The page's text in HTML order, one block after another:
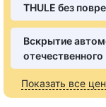
THULE без
Вскрытие
отечественного
Показать все